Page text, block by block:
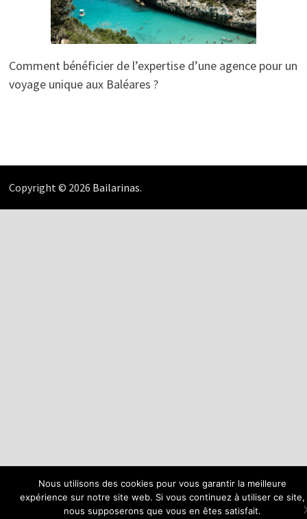
Comment bénéficier de l’expertise d’une agence pour un
voyage unique aux Baléares ?
Copyright © 2026 Bailarinas.
Nous utilisons des cookies pour vous garantir la meilleure
expérience sur notre site web. Si vous continuez à utiliser ce site,
nous supposerons que vous en êtes satisfait.